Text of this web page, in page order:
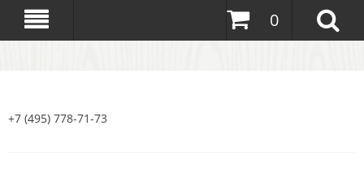
0
+7 (495) 778-71-73